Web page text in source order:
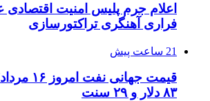
اعلام جرم پلیس امنیت اقتصادی
فراری آهنگری تراکتورسازی
21 ساعت پیش
قیمت
۸۳ دلار و ۲۹ سنت